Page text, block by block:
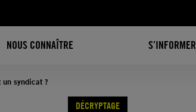
NOUS CONNAÎTRE S’INFORMER
un syndicat ?
DÉCRYPTAGE